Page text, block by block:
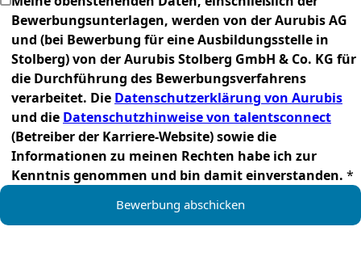
Bewerbungsunterlagen, werden von der Aurubis AG
und (bei Bewerbung für eine Ausbildungsstelle in
Stolberg) von der Aurubis Stolberg GmbH & Co. KG für
die Durchführung des Bewerbungsverfahrens
verarbeitet. Die Datenschutzerklärung von Aurubis
und die Datenschutzhinweise von talentsconnect
(Betreiber der Karriere-Website) sowie die
Informationen zu meinen Rechten habe ich zur
Kenntnis genommen und bin damit einverstanden. *
Bewerbung abschicken